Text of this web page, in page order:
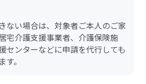
ない場合は、対象者ご本人のご家
宅介護支援事業者、介護保険施
センターなどに申請を代行しても
。